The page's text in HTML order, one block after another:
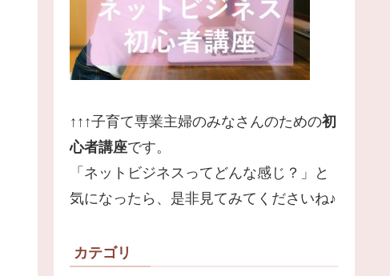
↑↑↑子育て専業主婦のみなさんのための初
心者講座です。
「ネットビジネスってどんな感じ？」と
気になったら、是非見てみてくださいね♪
カテゴリ